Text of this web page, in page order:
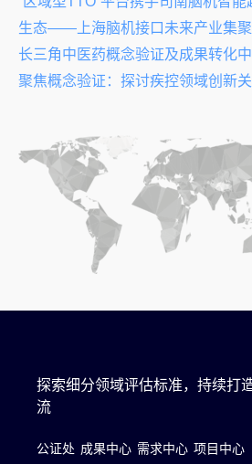
生态——上海脑机接口未来产业集聚
长三角中医药概念验证及成果转化
聚焦概念验证：探讨疾控领域创新
探索细分领域评估标准，持续打
流
公证处 成果中心 需求中心 项目中心